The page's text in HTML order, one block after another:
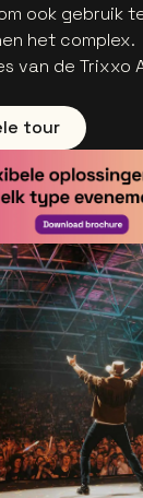
ook gebruik
het complex.
van de Trixxo
tour